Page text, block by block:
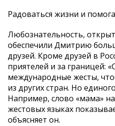
Радоваться жизни и
Любознательность,
обеспечили Дмитрию
друзей. Кроме друзей в
приятелей и за границей:
международные жесты,
из других стран. Но
Например, слово «мама»
жестовых языках
объясняет он.